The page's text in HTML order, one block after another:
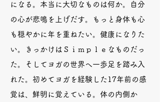
になる。本当に大切なものは何か。自分
の心が悲鳴を上げだす。もっと身体も心
も穏やかに年を重ねたい。健康になりた
い。きっかけはＳｉｍｐｌｅなものだっ
た。そしてヨガの世界へ一歩足を踏み入
れた。初めてヨガを経験した17年前の感
覚は、鮮明に覚えている。​体の内側か